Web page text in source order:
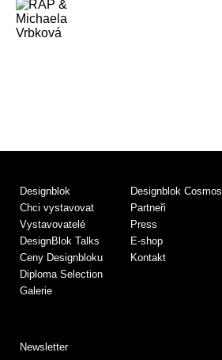
Designblok
Chci vystavovat
Vystavovatelé
DesignBlok Talks
Ceny Designbloku
Diploma Selection
Galerie
Designblok Cosmos
Partneři
Press
E-shop
Kontakt
Newsletter